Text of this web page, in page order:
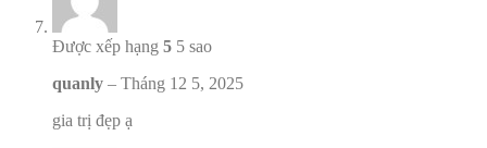
Được xếp hạng 5 5 sao
quanly – Tháng 12 5, 2025
gia trị đẹp ạ